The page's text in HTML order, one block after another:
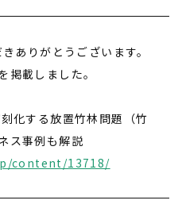
ありがとうございます。
掲載しました。
化する放置竹林問題（竹
ス事例も解説
content/13718/